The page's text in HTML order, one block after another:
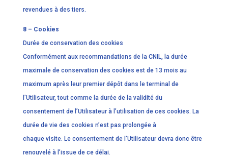
revendues à des tiers.
8 – Cookies
Durée de conservation des cookies
Conformément aux recommandations de la CNIL, la durée
maximale de conservation des cookies est de 13 mois au
maximum après leur premier dépôt dans le terminal de
l’Utilisateur, tout comme la durée de la validité du
consentement de l’Utilisateur à l’utilisation de ces cookies. La
durée de vie des cookies n’est pas prolongée à
chaque visite. Le consentement de l’Utilisateur devra donc être
renouvelé à l’issue de ce délai.